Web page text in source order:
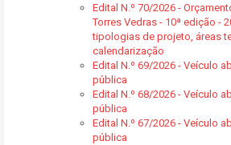
Edital N.º 70/2026 -
Torres Vedras - 10ª edição -
tipologias de projeto, áreas
calendarização
Edital N.º 69/2026 - Veículo
pública
Edital N.º 68/2026 - Veículo
pública
Edital N.º 67/2026 - Veículo
pública